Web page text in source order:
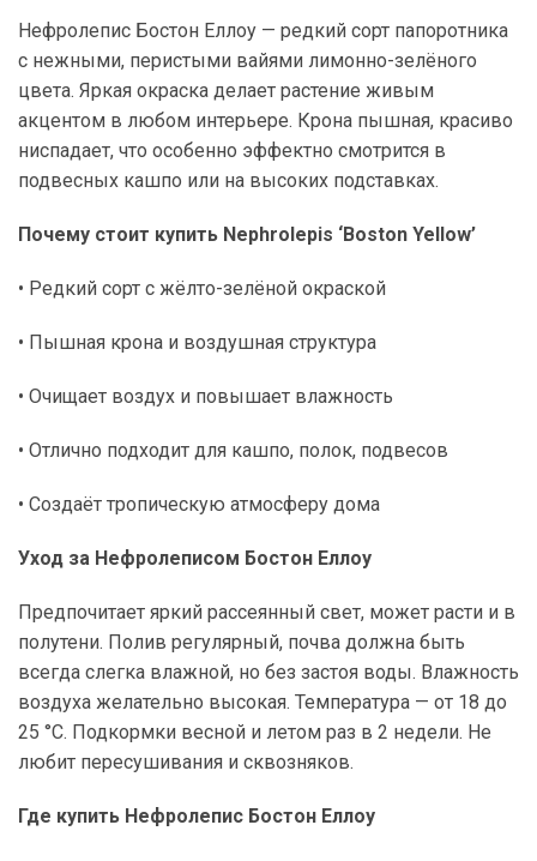
Нефролепис Бостон Еллоу — редкий сорт папоротника
с нежными, перистыми вайями лимонно-зелёного
цвета. Яркая окраска делает растение живым
акцентом в любом интерьере. Крона пышная, красиво
ниспадает, что особенно эффектно смотрится в
подвесных кашпо или на высоких подставках.
Почему стоит купить Nephrolepis ‘Boston Yellow’
• Редкий сорт с жёлто-зелёной окраской
• Пышная крона и воздушная структура
• Очищает воздух и повышает влажность
• Отлично подходит для кашпо, полок, подвесов
• Создаёт тропическую атмосферу дома
Уход за Нефролеписом Бостон Еллоу
Предпочитает яркий рассеянный свет, может расти и в
полутени. Полив регулярный, почва должна быть
всегда слегка влажной, но без застоя воды. Влажность
воздуха желательно высокая. Температура — от 18 до
25 °C. Подкормки весной и летом раз в 2 недели. Не
любит пересушивания и сквозняков.
Где купить Нефролепис Бостон Еллоу